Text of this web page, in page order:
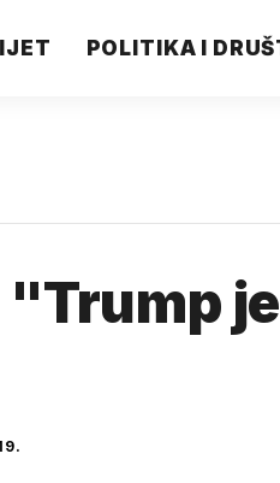
POLITIKA I
"Trump